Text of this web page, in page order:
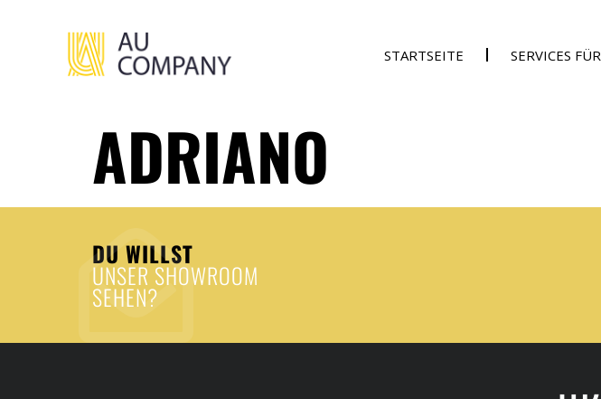
STARTSEITE SERVICES FÜR
ADRIANO
DU WILLST
UNSER SHOWROOM
SEHEN?